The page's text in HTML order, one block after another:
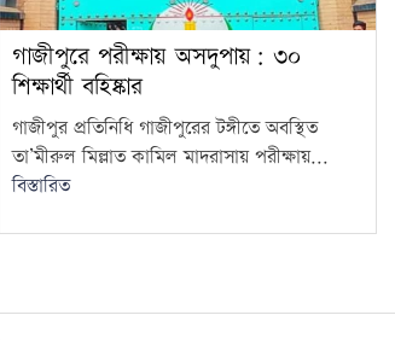
গাজীপুরে পরীক্ষায় অসদুপায়: ৩০
শিক্ষার্থী বহিষ্কার
গাজীপুর প্রতিনিধি গাজীপুরের টঙ্গীতে অবস্থিত
তা’মীরুল মিল্লাত কামিল মাদরাসায় পরীক্ষায়...
বিস্তারিত